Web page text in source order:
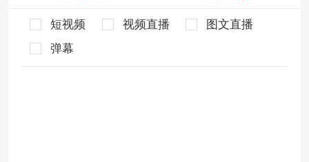
短视频 视频直播
图文直播
弹幕